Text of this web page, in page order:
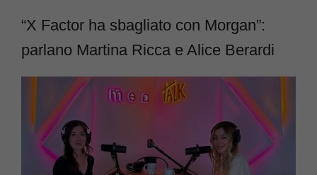
“X Factor ha sbagliato con Morgan”:
parlano Martina Ricca e Alice Berardi